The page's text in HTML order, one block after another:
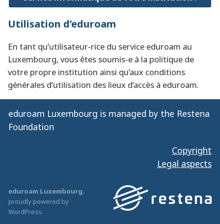
Utilisation d’eduroam
En tant qu’utilisateur-rice du service eduroam au
Luxembourg, vous êtes soumis-e à la politique de
votre propre institution ainsi qu’aux conditions
générales d’utilisation des lieux d’accès à eduroam.
eduroam Luxembourg is managed by the Restena
Foundation
Copyright
Legal aspects
eduroam Luxembourg,
proudly powered by
WordPress.